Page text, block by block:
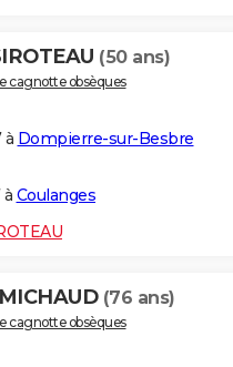
(50 ans)
cagnotte obsèques
à Dompierre-sur-Besbre
à Coulanges
(76 ans)
cagnotte obsèques